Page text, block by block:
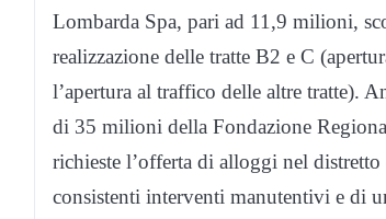
Lombarda Spa, pari ad 11,9 milioni,
realizzazione delle tratte B2 e C
l’apertura al traffico delle altre tratte).
di 35 milioni della Fondazione
richieste l’offerta di alloggi nel
consistenti interventi manutentivi e di